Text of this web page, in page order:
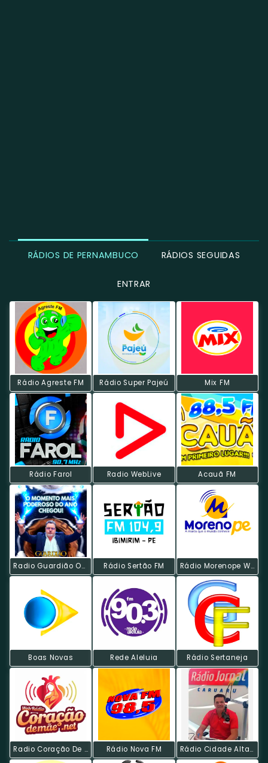
RÁDIOS DE PERNAMBUCO RÁDIOS SEGUIDAS
ENTRAR
Rádio Agreste FM Rádio Super Pajeú Mix FM
Rádio Farol Radio WebLive Acauã FM
Radio Guardião Oxossi - PE Rádio Sertão FM Rádio Morenope Web
Boas Novas Rede Aleluia Rádio Sertaneja
Radio Coração De Mãe Web Rádio Nova FM Rádio Cidade Alta Web